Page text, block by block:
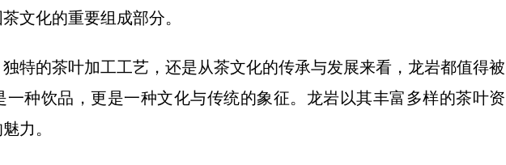
文化的重要组成部分。
特的茶叶加工工艺，还是从茶文化的传承与发展来看，龙岩都值得被
种饮品，更是一种文化与传统的象征。龙岩以其丰富多样的茶叶资
力。